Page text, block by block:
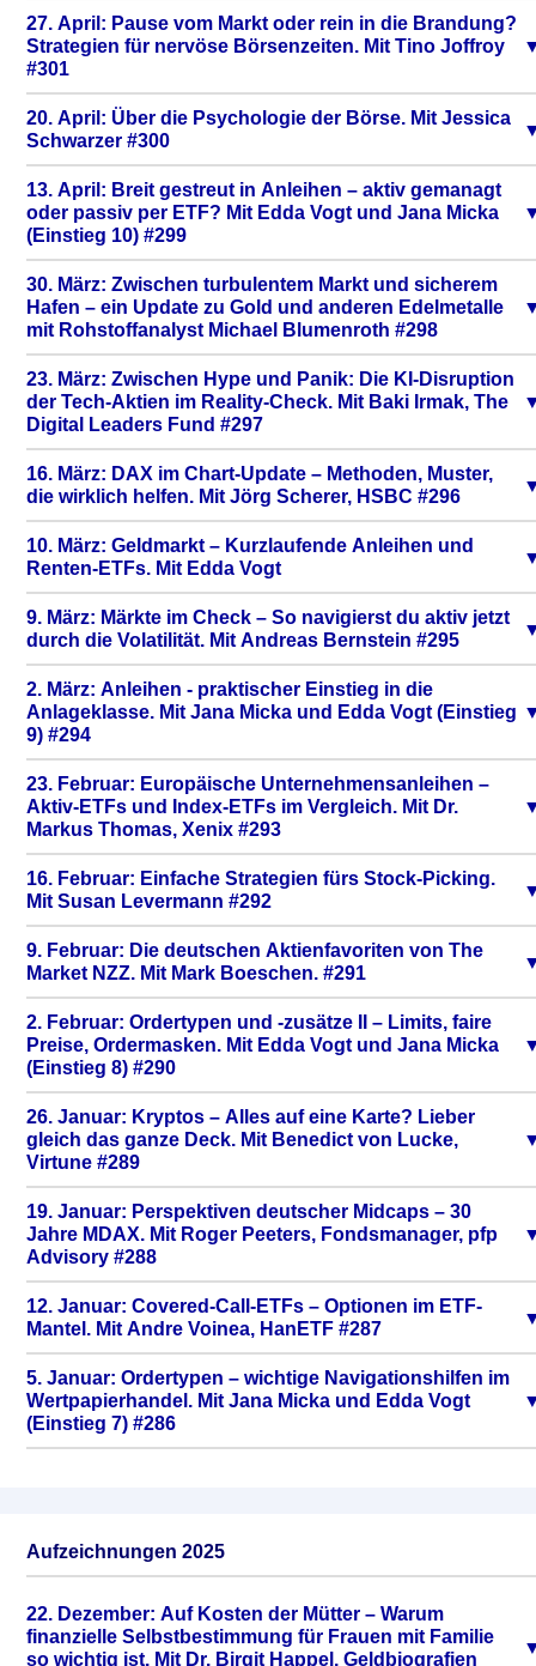
27. April: Pause vom Markt oder rein in die Brandung?
Strategien für nervöse Börsenzeiten. Mit Tino Joffroy
#301
20. April: Über die Psychologie der Börse. Mit Jessica
Schwarzer #300
13. April: Breit gestreut in Anleihen – aktiv gemanagt
oder passiv per ETF? Mit Edda Vogt und Jana Micka
(Einstieg 10) #299
30. März: Zwischen turbulentem Markt und sicherem
Hafen – ein Update zu Gold und anderen Edelmetalle
mit Rohstoffanalyst Michael Blumenroth #298
23. März: Zwischen Hype und Panik: Die KI-Disruption
der Tech-Aktien im Reality-Check. Mit Baki Irmak, The
Digital Leaders Fund #297
16. März: DAX im Chart-Update – Methoden, Muster,
die wirklich helfen. Mit Jörg Scherer, HSBC #296
10. März: Geldmarkt – Kurzlaufende Anleihen und
Renten-ETFs. Mit Edda Vogt
9. März: Märkte im Check – So navigierst du aktiv jetzt
durch die Volatilität. Mit Andreas Bernstein #295
2. März: Anleihen - praktischer Einstieg in die
Anlageklasse. Mit Jana Micka und Edda Vogt (Einstieg
9) #294
23. Februar: Europäische Unternehmensanleihen –
Aktiv-ETFs und Index-ETFs im Vergleich. Mit Dr.
Markus Thomas, Xenix #293
16. Februar: Einfache Strategien fürs Stock-Picking.
Mit Susan Levermann #292
9. Februar: Die deutschen Aktienfavoriten von The
Market NZZ. Mit Mark Boeschen. #291
2. Februar: Ordertypen und -zusätze II – Limits, faire
Preise, Ordermasken. Mit Edda Vogt und Jana Micka
(Einstieg 8) #290
26. Januar: Kryptos – Alles auf eine Karte? Lieber
gleich das ganze Deck. Mit Benedict von Lucke,
Virtune #289
19. Januar: Perspektiven deutscher Midcaps – 30
Jahre MDAX. Mit Roger Peeters, Fondsmanager, pfp
Advisory #288
12. Januar: Covered-Call-ETFs – Optionen im ETF-
Mantel. Mit Andre Voinea, HanETF #287
5. Januar: Ordertypen – wichtige Navigationshilfen im
Wertpapierhandel. Mit Jana Micka und Edda Vogt
(Einstieg 7) #286
Aufzeichnungen 2025
22. Dezember: Auf Kosten der Mütter – Warum
finanzielle Selbstbestimmung für Frauen mit Familie
so wichtig ist. Mit Dr. Birgit Happel, Geldbiografien